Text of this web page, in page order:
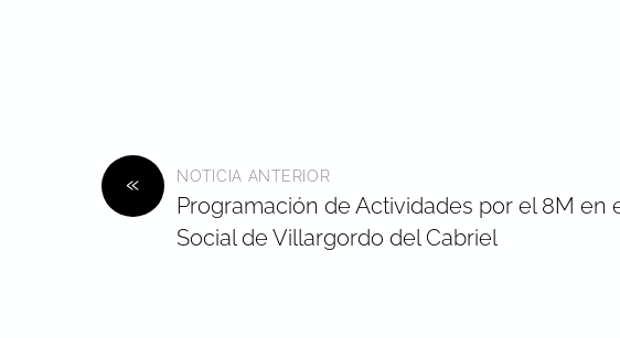
« NOTICIA ANTERIOR
Programación de Actividades por el 8M en
Social de Villargordo del Cabriel